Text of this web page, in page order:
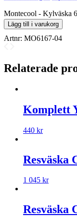
Montecool - Kylväska
Lägg till i varukorg
Artnr: MO6167-04
Relaterade
Komplett
440 kr
Resväska
1 045 kr
Resväska